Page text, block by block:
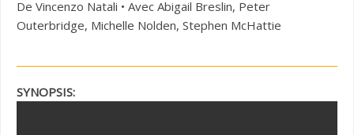
De Vincenzo Natali • Avec Abigail Breslin, Peter
Outerbridge, Michelle Nolden, Stephen McHattie
SYNOPSIS: